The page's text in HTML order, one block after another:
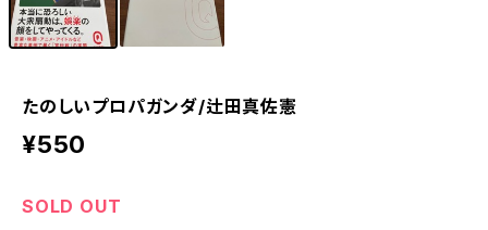
たのしいプロパガンダ/辻田真佐憲
¥550
SOLD OUT